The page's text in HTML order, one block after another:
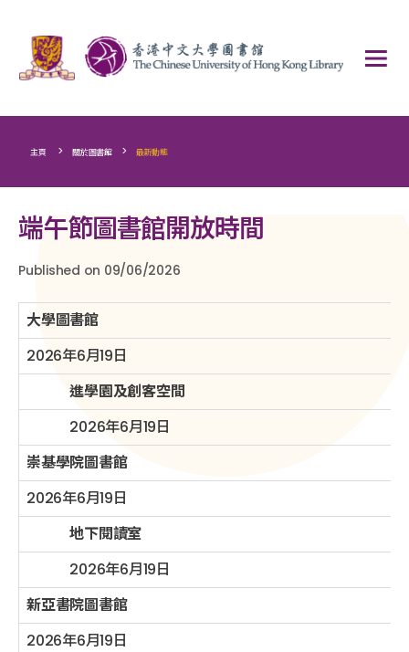
主頁 > 關於圖書館 > 最新動態
端午節圖書館開放時間
Published on 09/06/2026
大學圖書館
2026年6月19日
進學園及創客空間
2026年6月19日
崇基學院圖書館
2026年6月19日
地下閱讀室
2026年6月19日
新亞書院圖書館
2026年6月19日